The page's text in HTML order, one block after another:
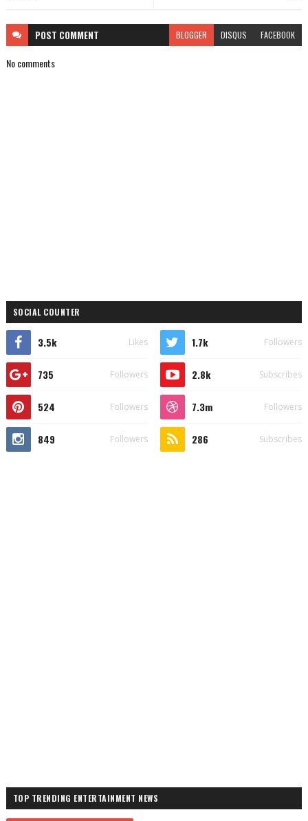
POST COMMENT BLOGGER DISQUS FACEBOOK
No comments
SOCIAL COUNTER
3.5k Likes 1.7k Followers
735 Followers 2.8k Subscribes
524 Followers 7.3m Followers
849 Followers 286 Subscribes
TOP TRENDING ENTERTAINMENT NEWS